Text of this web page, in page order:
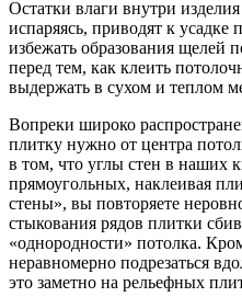
Остатки влаги внутри
испаряясь, приводят к
избежать образования щелей
перед тем, как клеить
выдержать в сухом и теплом
Вопреки широко
плитку нужно от центра
в том, что углы стен в наших
прямоугольных, наклеивая
стены», вы повторяете
стыкования рядов плитки
«однородности» потолка.
неравномерно подрезаться
это заметно на рельефных